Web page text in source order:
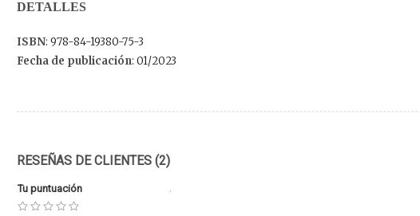
DETALLES
ISBN: 978-84-19380-75-3
Fecha de publicación: 01/2023
RESEÑAS DE CLIENTES (2)
Tu puntuación